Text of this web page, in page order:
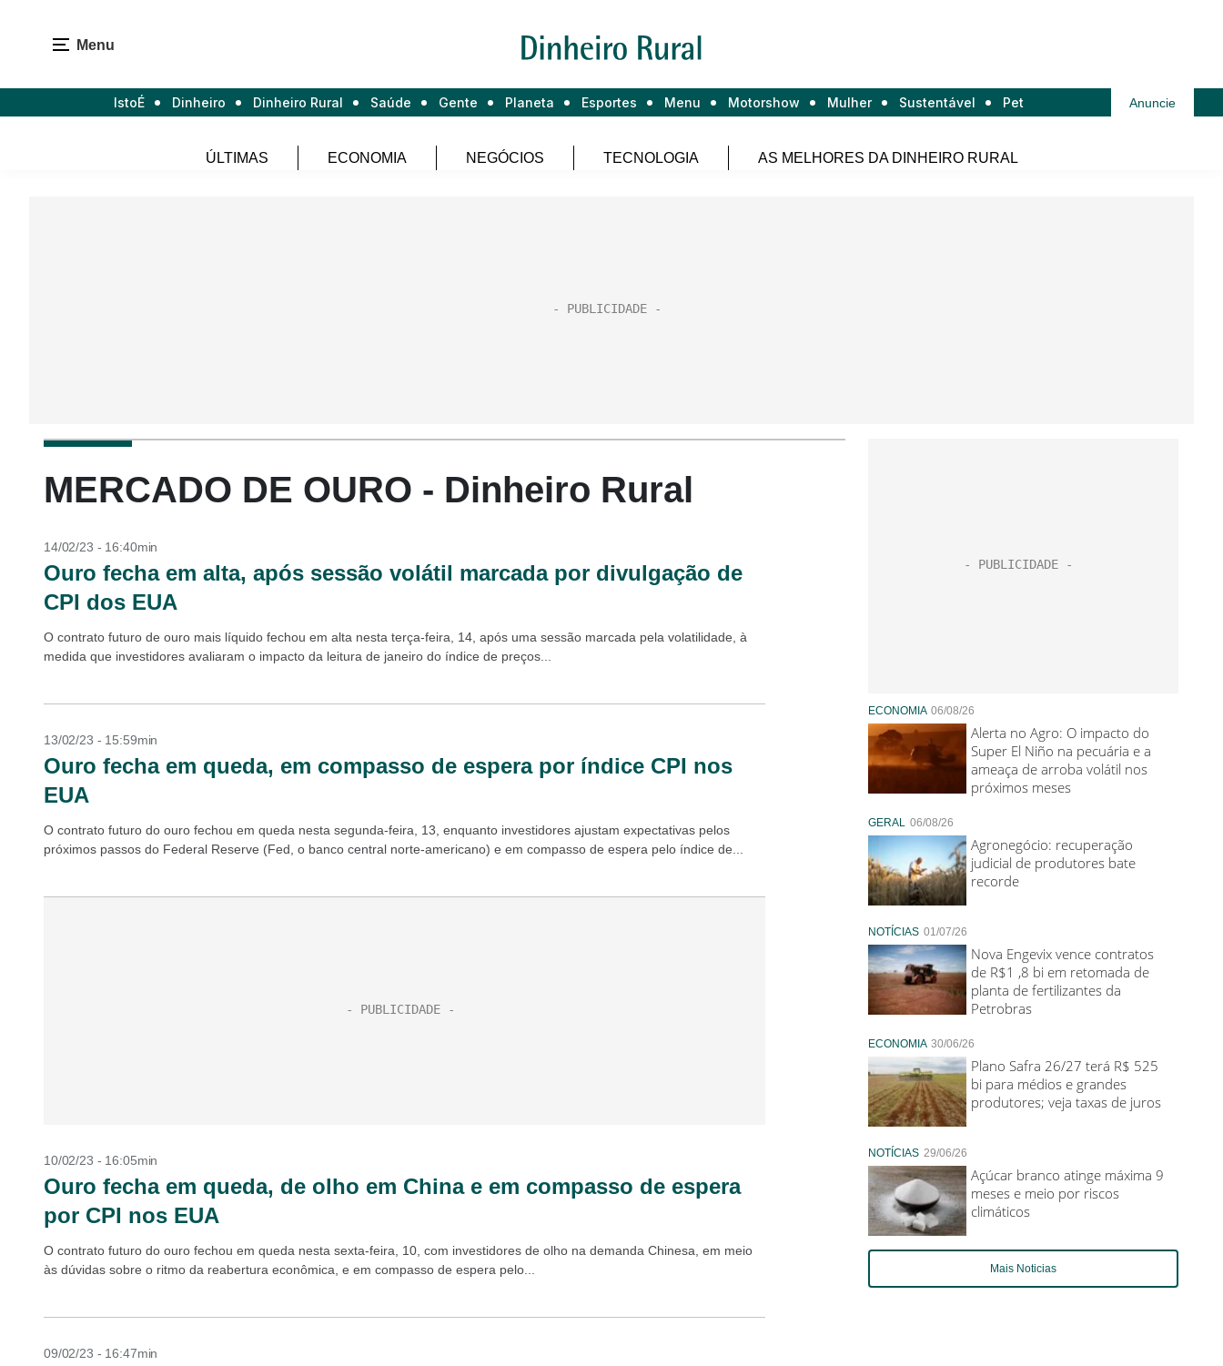
Menu
IstoÉ Dinheiro Dinheiro Rural Saúde Gente Planeta Esportes Menu Motorshow Mulher Sustentável Pet Anuncie
ÚLTIMAS ECONOMIA NEGÓCIOS TECNOLOGIA AS MELHORES DA DINHEIRO RURAL
MERCADO DE OURO - Dinheiro Rural
14/02/23 - 16:40min
Ouro fecha em alta, após sessão volátil marcada por divulgação de
CPI dos EUA
O contrato futuro de ouro mais líquido fechou em alta nesta terça-feira, 14, após uma sessão marcada pela volatilidade, à
medida que investidores avaliaram o impacto da leitura de janeiro do índice de preços...
13/02/23 - 15:59min
Ouro fecha em queda, em compasso de espera por índice CPI nos
EUA
O contrato futuro do ouro fechou em queda nesta segunda-feira, 13, enquanto investidores ajustam expectativas pelos
próximos passos do Federal Reserve (Fed, o banco central norte-americano) e em compasso de espera pelo índice de...
10/02/23 - 16:05min
Ouro fecha em queda, de olho em China e em compasso de espera
por CPI nos EUA
O contrato futuro do ouro fechou em queda nesta sexta-feira, 10, com investidores de olho na demanda Chinesa, em meio
às dúvidas sobre o ritmo da reabertura econômica, e em compasso de espera pelo...
09/02/23 - 16:47min
ECONOMIA 06/08/26
Alerta no Agro: O impacto do
Super El Niño na pecuária e a
ameaça de arroba volátil nos
próximos meses
GERAL 06/08/26
Agronegócio: recuperação
judicial de produtores bate
recorde
NOTÍCIAS 01/07/26
Nova Engevix vence contratos
de R$1 ,8 bi em retomada de
planta de fertilizantes da
Petrobras
ECONOMIA 30/06/26
Plano Safra 26/27 terá R$ 525
bi para médios e grandes
produtores; veja taxas de juros
NOTÍCIAS 29/06/26
Açúcar branco atinge máxima 9
meses e meio por riscos
climáticos
Mais Noticias